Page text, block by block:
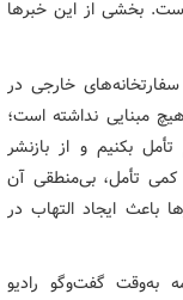
بخشی از این خبرها
خارجی در
مبنایی نداشته است؛
بکنیم و از بازنشر
کمی تأمل، بی‌منطقی آن
باعث ایجاد التهاب در
به‌وقت گفت‌وگو رادیو